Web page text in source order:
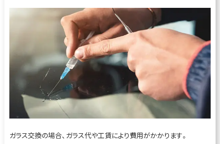
ガラス交換の場合、ガラス代や工賃により費用がかかります。